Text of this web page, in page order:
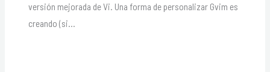
versión mejorada de Vi. Una forma de personalizar Gvim es
creando (si…